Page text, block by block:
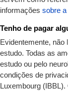
informações sobre
Tenho de pagar
Evidentemente,
estudo. Todas as
estudo ou pelo
condições de
Luxembourg